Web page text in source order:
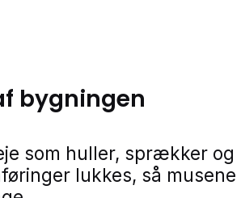
bygningen
som huller, sprækker og
lukkes, så